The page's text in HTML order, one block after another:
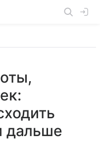
дальше